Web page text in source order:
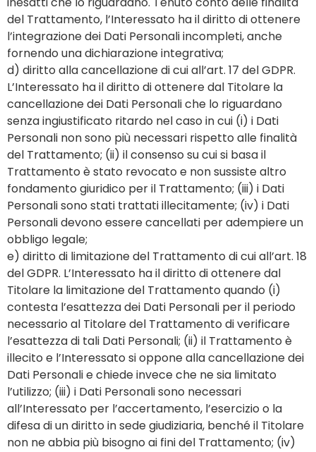
del Trattamento, l’Interessato ha il diritto di ottenere
l’integrazione dei Dati Personali incompleti, anche
fornendo una dichiarazione integrativa;
d) diritto alla cancellazione di cui all’art. 17 del GDPR.
L’Interessato ha il diritto di ottenere dal Titolare la
cancellazione dei Dati Personali che lo riguardano
senza ingiustificato ritardo nel caso in cui (i) i Dati
Personali non sono più necessari rispetto alle finalità
del Trattamento; (ii) il consenso su cui si basa il
Trattamento è stato revocato e non sussiste altro
fondamento giuridico per il Trattamento; (iii) i Dati
Personali sono stati trattati illecitamente; (iv) i Dati
Personali devono essere cancellati per adempiere un
obbligo legale;
e) diritto di limitazione del Trattamento di cui all’art. 18
del GDPR. L’Interessato ha il diritto di ottenere dal
Titolare la limitazione del Trattamento quando (i)
contesta l’esattezza dei Dati Personali per il periodo
necessario al Titolare del Trattamento di verificare
l’esattezza di tali Dati Personali; (ii) il Trattamento è
illecito e l’Interessato si oppone alla cancellazione dei
Dati Personali e chiede invece che ne sia limitato
l’utilizzo; (iii) i Dati Personali sono necessari
all’Interessato per l’accertamento, l’esercizio o la
difesa di un diritto in sede giudiziaria, benché il Titolare
non ne abbia più bisogno ai fini del Trattamento; (iv)